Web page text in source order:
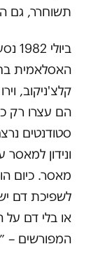
תשוחרר, גם
האסלאמית
קלצ'ניקוב,
הם עצרו רק
ונידון
מאסר. כיום
לשפיכת דם
או בלי דם על
המפורשים –